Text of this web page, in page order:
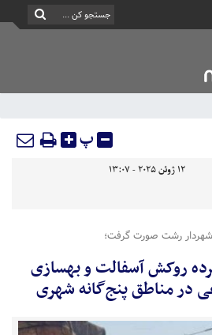
پ
12 ژوئن 2025 - 13:07
شهردار رشت صورت گرفت؛
روکش آسفالت و بهسازی
در مناطق پنج‌گانه شهری